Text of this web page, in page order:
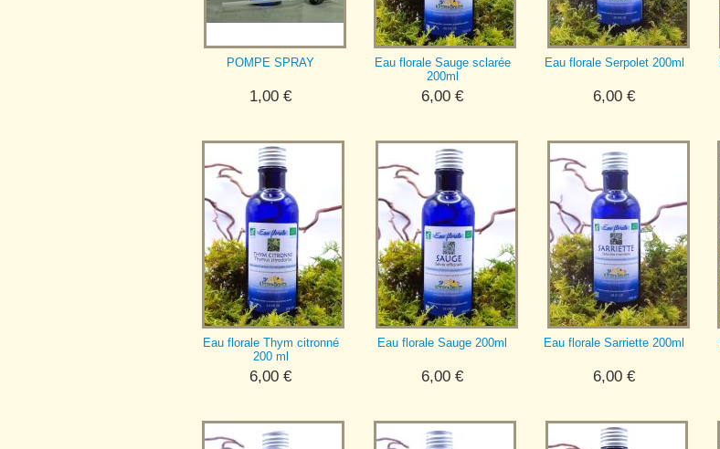
POMPE SPRAY
1,00 €
Eau florale Sauge sclarée
200ml
6,00 €
Eau florale Serpolet 200ml
6,00 €
Eau florale Thym citronné
200 ml
6,00 €
Eau florale Sauge 200ml
6,00 €
Eau florale Sarriette 200ml
6,00 €